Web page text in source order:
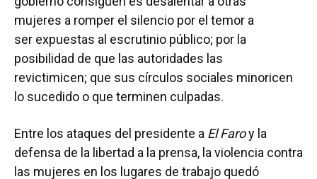
mujeres a romper el silencio por el temor a
ser expuestas al escrutinio público; por la
posibilidad de que las autoridades las
revictimicen; que sus círculos sociales minoricen
lo sucedido o que terminen culpadas.
Entre los ataques del presidente a El Faroy la
defensa de la libertad a la prensa, la violencia contra
las mujeres en los lugares de trabajo quedó